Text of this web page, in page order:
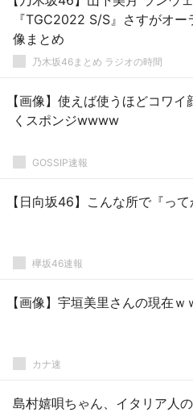
『TGC2022 S/S』さすがオー
像まとめ
乃木坂46まとめ ラジオの時間
【画像】使えば使うほどコワイ
くスポンジwwww
GOSSIP速報
【日向坂46】こんな所で『って
欅坂46速報
【画像】宇垣美里さんの現在ｗ
カナ速
島村嬉唄ちゃん、イタリア人